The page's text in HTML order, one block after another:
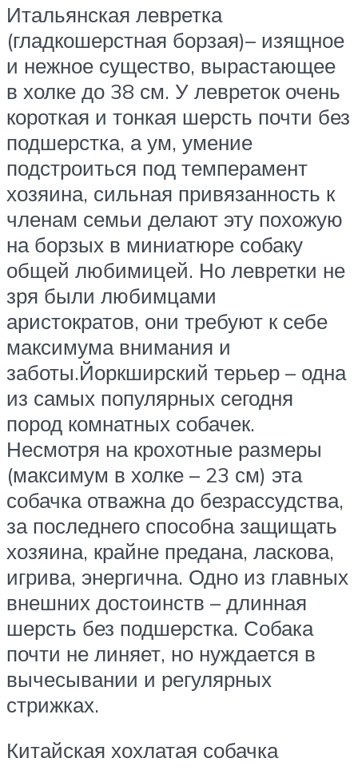
Итальянская левретка
(гладкошерстная борзая)– изящное
и нежное существо, вырастающее
в холке до 38 см. У левреток очень
короткая и тонкая шерсть почти без
подшерстка, а ум, умение
подстроиться под темперамент
хозяина, сильная привязанность к
членам семьи делают эту похожую
на борзых в миниатюре собаку
общей любимицей. Но левретки не
зря были любимцами
аристократов, они требуют к себе
максимума внимания и
заботы.Йоркширский терьер – одна
из самых популярных сегодня
пород комнатных собачек.
Несмотря на крохотные размеры
(максимум в холке – 23 см) эта
собачка отважна до безрассудства,
за последнего способна защищать
хозяина, крайне предана, ласкова,
игрива, энергична. Одно из главных
внешних достоинств – длинная
шерсть без подшерстка. Собака
почти не линяет, но нуждается в
вычесывании и регулярных
стрижках.
Китайская хохлатая собачка